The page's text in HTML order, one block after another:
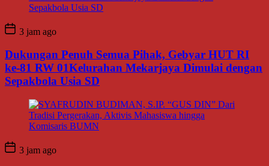
3 jam ago
Dukungan Penuh Semua Pihak, Gebyar HUT RI
ke-81 RW 01Kelurahan Mekarjaya Dimulai dengan
Sepakbola Usia SD
3 jam ago